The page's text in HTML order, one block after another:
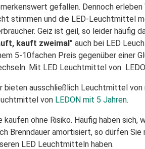
gefallen. Dennoch erleben
stimmen und die LED-Leuchtmittel
Geiz ist geil, so leider häufig
kauft zweimal" auch bei LED
5-10fachen Preis gegenüber einer
Mit LED Leuchtmittel von
bieten ausschließlich Leuchtmittel
von LEDON mit 5 Jahren.
kaufen ohne Risiko. Häufig haben
Brenndauer amortisiert, so dürfen
LED Leuchtmitteln haben.